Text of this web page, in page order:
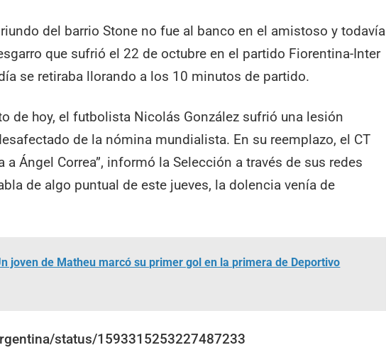
del barrio Stone no fue al banco en el amistoso y todavía
que sufrió el 22 de octubre en el partido Fiorentina-Inter
se retiraba llorando a los 10 minutos de partido.
de hoy, el futbolista Nicolás González sufrió una lesión
de la nómina mundialista. En su reemplazo, el CT
a Ángel Correa”, informó la Selección a través de sus redes
de algo puntual de este jueves, la dolencia venía de
joven de Matheu marcó su primer gol en la primera de Deportivo
status/1593315253227487233